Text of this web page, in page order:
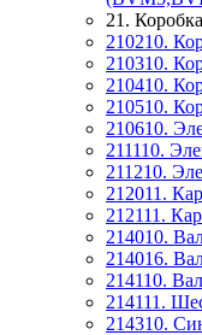
21.
210210.
210310.
210410.
210510.
210610.
211110.
211210.
212011.
212111.
214010.
214016.
214110.
214111.
214310.